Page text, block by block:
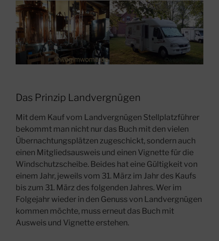
Das Prinzip Landvergnügen
Mit dem Kauf vom Landvergnügen Stellplatzführer
bekommt man nicht nur das Buch mit den vielen
Übernachtungsplätzen zugeschickt, sondern auch
einen Mitgliedsausweis und einen Vignette für die
Windschutzscheibe. Beides hat eine Gültigkeit von
einem Jahr, jeweils vom 31. März im Jahr des Kaufs
bis zum 31. März des folgenden Jahres. Wer im
Folgejahr wieder in den Genuss von Landvergnügen
kommen möchte, muss erneut das Buch mit
Ausweis und Vignette erstehen.